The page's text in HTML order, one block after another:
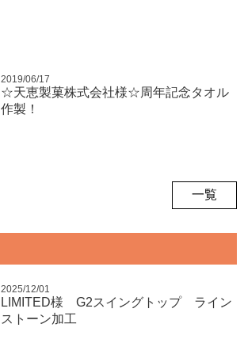
2019/06/17
☆天恵製菓株式会社様☆周年記念タオル
作製！
一覧
2025/12/01
LIMITED様 G2スイングトップ ライン
ストーン加工